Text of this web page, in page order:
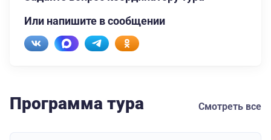
Или напишите в сообщении
Программа тура Смотреть все